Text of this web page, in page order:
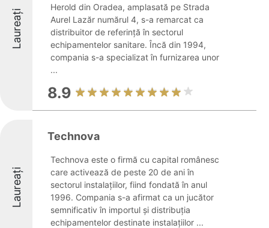
Laureați
Herold din Oradea, amplasată pe Strada
Aurel Lazăr numărul 4, s-a remarcat ca
distribuitor de referință în sectorul
echipamentelor sanitare. Încă din 1994,
compania s-a specializat în furnizarea unor
...
8.9
Laureați
Technova
Technova este o firmă cu capital românesc
care activează de peste 20 de ani în
sectorul instalațiilor, fiind fondată în anul
1996. Compania s-a afirmat ca un jucător
semnificativ în importul și distribuția
echipamentelor destinate instalațiilor ...